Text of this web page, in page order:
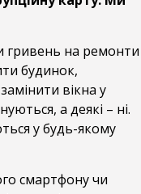
гривень на ремонти
будинок,
вікна у
а деякі – ні.
у будь-якому
смартфону чи